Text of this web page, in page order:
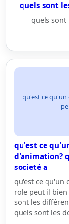
quels sont
quels sont
qu'est ce qu'un
qu'est ce
d'animation?
societé a
qu'est ce qu'un
role peut il bien
sont les
quels sont les